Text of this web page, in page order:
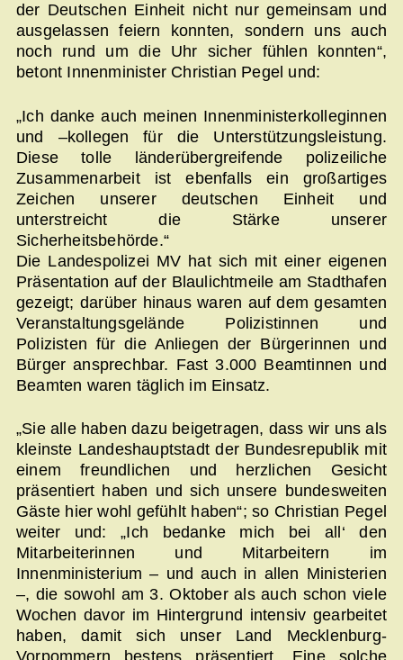
der Deutschen Einheit nicht nur gemeinsam und
ausgelassen feiern konnten, sondern uns auch
noch rund um die Uhr sicher fühlen konnten“,
betont Innenminister Christian Pegel und:
„Ich danke auch meinen Innenministerkolleginnen
und –kollegen für die Unterstützungsleistung.
Diese tolle länderübergreifende polizeiliche
Zusammenarbeit ist ebenfalls ein großartiges
Zeichen unserer deutschen Einheit und
unterstreicht die Stärke unserer
Sicherheitsbehörde.“
Die Landespolizei MV hat sich mit einer eigenen
Präsentation auf der Blaulichtmeile am Stadthafen
gezeigt; darüber hinaus waren auf dem gesamten
Veranstaltungsgelände Polizistinnen und
Polizisten für die Anliegen der Bürgerinnen und
Bürger ansprechbar. Fast 3.000 Beamtinnen und
Beamten waren täglich im Einsatz.
„Sie alle haben dazu beigetragen, dass wir uns als
kleinste Landeshauptstadt der Bundesrepublik mit
einem freundlichen und herzlichen Gesicht
präsentiert haben und sich unsere bundesweiten
Gäste hier wohl gefühlt haben“; so Christian Pegel
weiter und: „Ich bedanke mich bei all‘ den
Mitarbeiterinnen und Mitarbeitern im
Innenministerium – und auch in allen Ministerien
–, die sowohl am 3. Oktober als auch schon viele
Wochen davor im Hintergrund intensiv gearbeitet
haben, damit sich unser Land Mecklenburg-